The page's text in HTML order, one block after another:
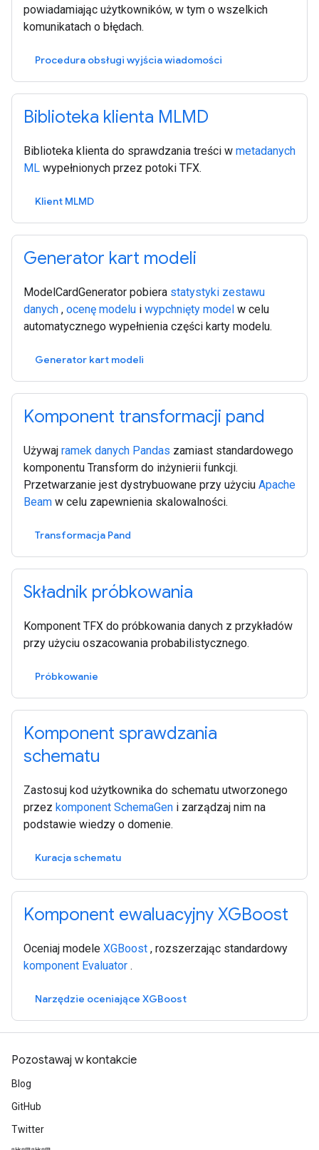
powiadamiając użytkowników, w tym o wszelkich
komunikatach o błędach.
Procedura obsługi wyjścia wiadomości
Biblioteka klienta MLMD
Biblioteka klienta do sprawdzania treści w metadanych
ML wypełnionych przez potoki TFX.
Klient MLMD
Generator kart modeli
ModelCardGenerator pobiera statystyki zestawu
danych , ocenę modelu i wypchnięty model w celu
automatycznego wypełnienia części karty modelu.
Generator kart modeli
Komponent transformacji pand
Używaj ramek danych Pandas zamiast standardowego
komponentu Transform do inżynierii funkcji.
Przetwarzanie jest dystrybuowane przy użyciu Apache
Beam w celu zapewnienia skalowalności.
Transformacja Pand
Składnik próbkowania
Komponent TFX do próbkowania danych z przykładów
przy użyciu oszacowania probabilistycznego.
Próbkowanie
Komponent sprawdzania
schematu
Zastosuj kod użytkownika do schematu utworzonego
przez komponent SchemaGen i zarządzaj nim na
podstawie wiedzy o domenie.
Kuracja schematu
Komponent ewaluacyjny XGBoost
Oceniaj modele XGBoost , rozszerzając standardowy
komponent Evaluator .
Narzędzie oceniające XGBoost
Pozostawaj w kontakcie
Blog
GitHub
Twitter